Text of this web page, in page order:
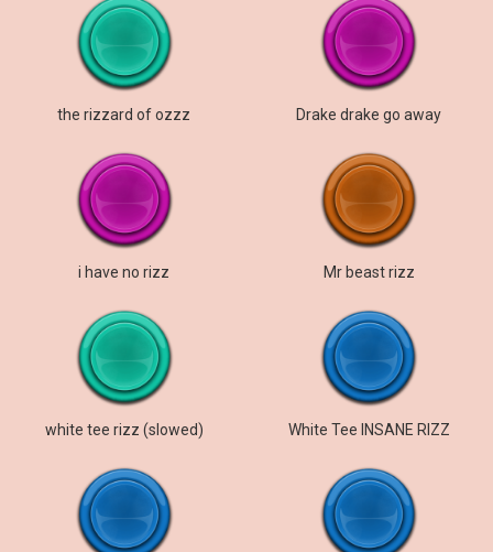
the rizzard of ozzz Drake drake go away
i have no rizz Mr beast rizz
white tee rizz (slowed) White Tee INSANE RIZZ